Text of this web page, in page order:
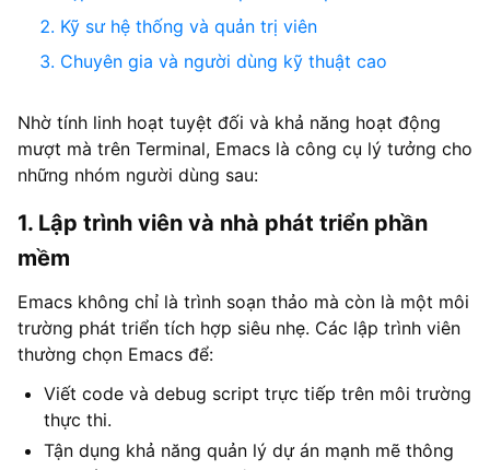
Kỹ sư hệ thống và quản trị viên
Chuyên gia và người dùng kỹ thuật cao
Nhờ tính linh hoạt tuyệt đối và khả năng hoạt động
mượt mà trên Terminal, Emacs là công cụ lý tưởng cho
những nhóm người dùng sau:
1. Lập trình viên và nhà phát triển phần
mềm
Emacs không chỉ là trình soạn thảo mà còn là một môi
trường phát triển tích hợp siêu nhẹ. Các lập trình viên
thường chọn Emacs để:
Viết code và debug script trực tiếp trên môi trường
thực thi.
Tận dụng khả năng quản lý dự án mạnh mẽ thông